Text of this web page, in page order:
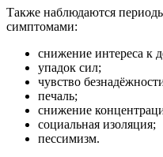
Также наблюдаются
симптомами:
снижение интереса к
упадок сил;
чувство
печаль;
снижение
социальная изоляция;
пессимизм.